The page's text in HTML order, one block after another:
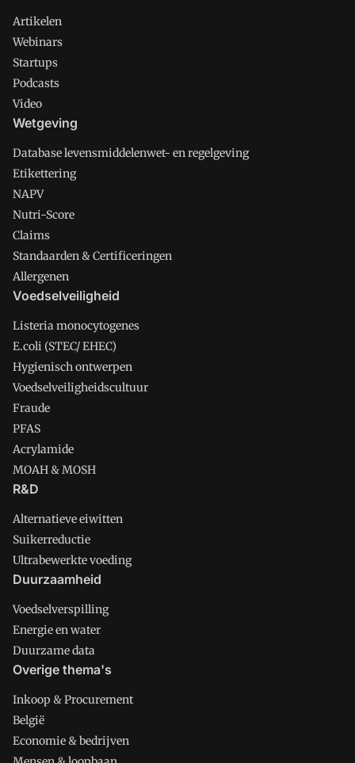
Artikelen
Webinars
Startups
Podcasts
Video
Wetgeving
Database levensmiddelenwet- en regelgeving
Etikettering
NAPV
Nutri-Score
Claims
Standaarden & Certificeringen
Allergenen
Voedselveiligheid
Listeria monocytogenes
E.coli (STEC/ EHEC)
Hygienisch ontwerpen
Voedselveiligheidscultuur
Fraude
PFAS
Acrylamide
MOAH & MOSH
R&D
Alternatieve eiwitten
Suikerreductie
Ultrabewerkte voeding
Duurzaamheid
Voedselverspilling
Energie en water
Duurzame data
Overige thema's
Inkoop & Procurement
België
Economie & bedrijven